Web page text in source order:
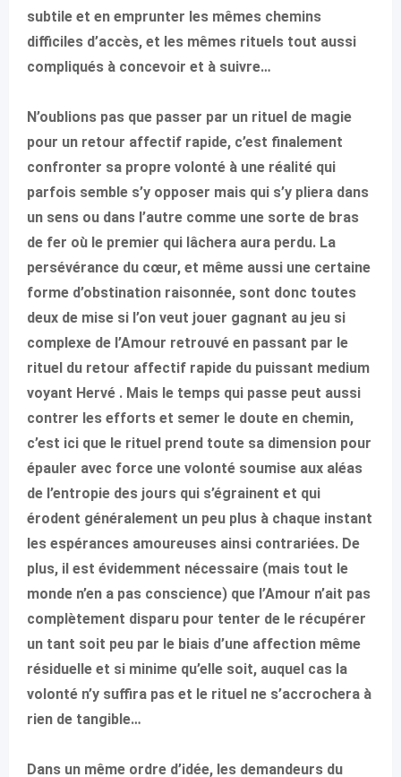
subtile et en emprunter les mêmes chemins
difficiles d’accès, et les mêmes rituels tout aussi
compliqués à concevoir et à suivre…
N’oublions pas que passer par un rituel de magie
pour un retour affectif rapide, c’est finalement
confronter sa propre volonté à une réalité qui
parfois semble s’y opposer mais qui s’y pliera dans
un sens ou dans l’autre comme une sorte de bras
de fer où le premier qui lâchera aura perdu. La
persévérance du cœur, et même aussi une certaine
forme d’obstination raisonnée, sont donc toutes
deux de mise si l’on veut jouer gagnant au jeu si
complexe de l’Amour retrouvé en passant par le
rituel du retour affectif rapide du puissant medium
voyant Hervé . Mais le temps qui passe peut aussi
contrer les efforts et semer le doute en chemin,
c’est ici que le rituel prend toute sa dimension pour
épauler avec force une volonté soumise aux aléas
de l’entropie des jours qui s’égrainent et qui
érodent généralement un peu plus à chaque instant
les espérances amoureuses ainsi contrariées. De
plus, il est évidemment nécessaire (mais tout le
monde n’en a pas conscience) que l’Amour n’ait pas
complètement disparu pour tenter de le récupérer
un tant soit peu par le biais d’une affection même
résiduelle et si minime qu’elle soit, auquel cas la
volonté n’y suffira pas et le rituel ne s’accrochera à
rien de tangible…
Dans un même ordre d’idée, les demandeurs du